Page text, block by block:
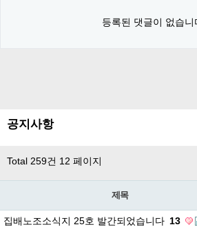
등록된 댓글이 없습니
공지사항
Total 259건 12 페이지
제목
집배노조소식지 25호 발간되었습니다 13